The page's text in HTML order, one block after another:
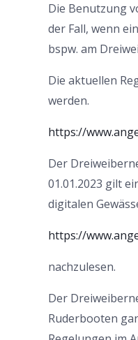
Die Benutzung
der Fall, wenn
bspw. am
Die aktuellen
werden.
https://
Der
01.01.2023 gilt
digitalen
https://
nachzulesen.
Der
Ruderbooten